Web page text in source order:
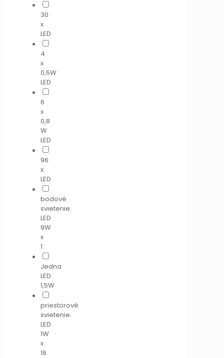
30
x
LED
4
x
0,5W
LED
6
x
0,8
W
LED
96
x
LED
bodové
svietenie:
LED
9W
x
1
Jedna
LED
1,5W
priestorové
svietenie:
LED
1W
x
16